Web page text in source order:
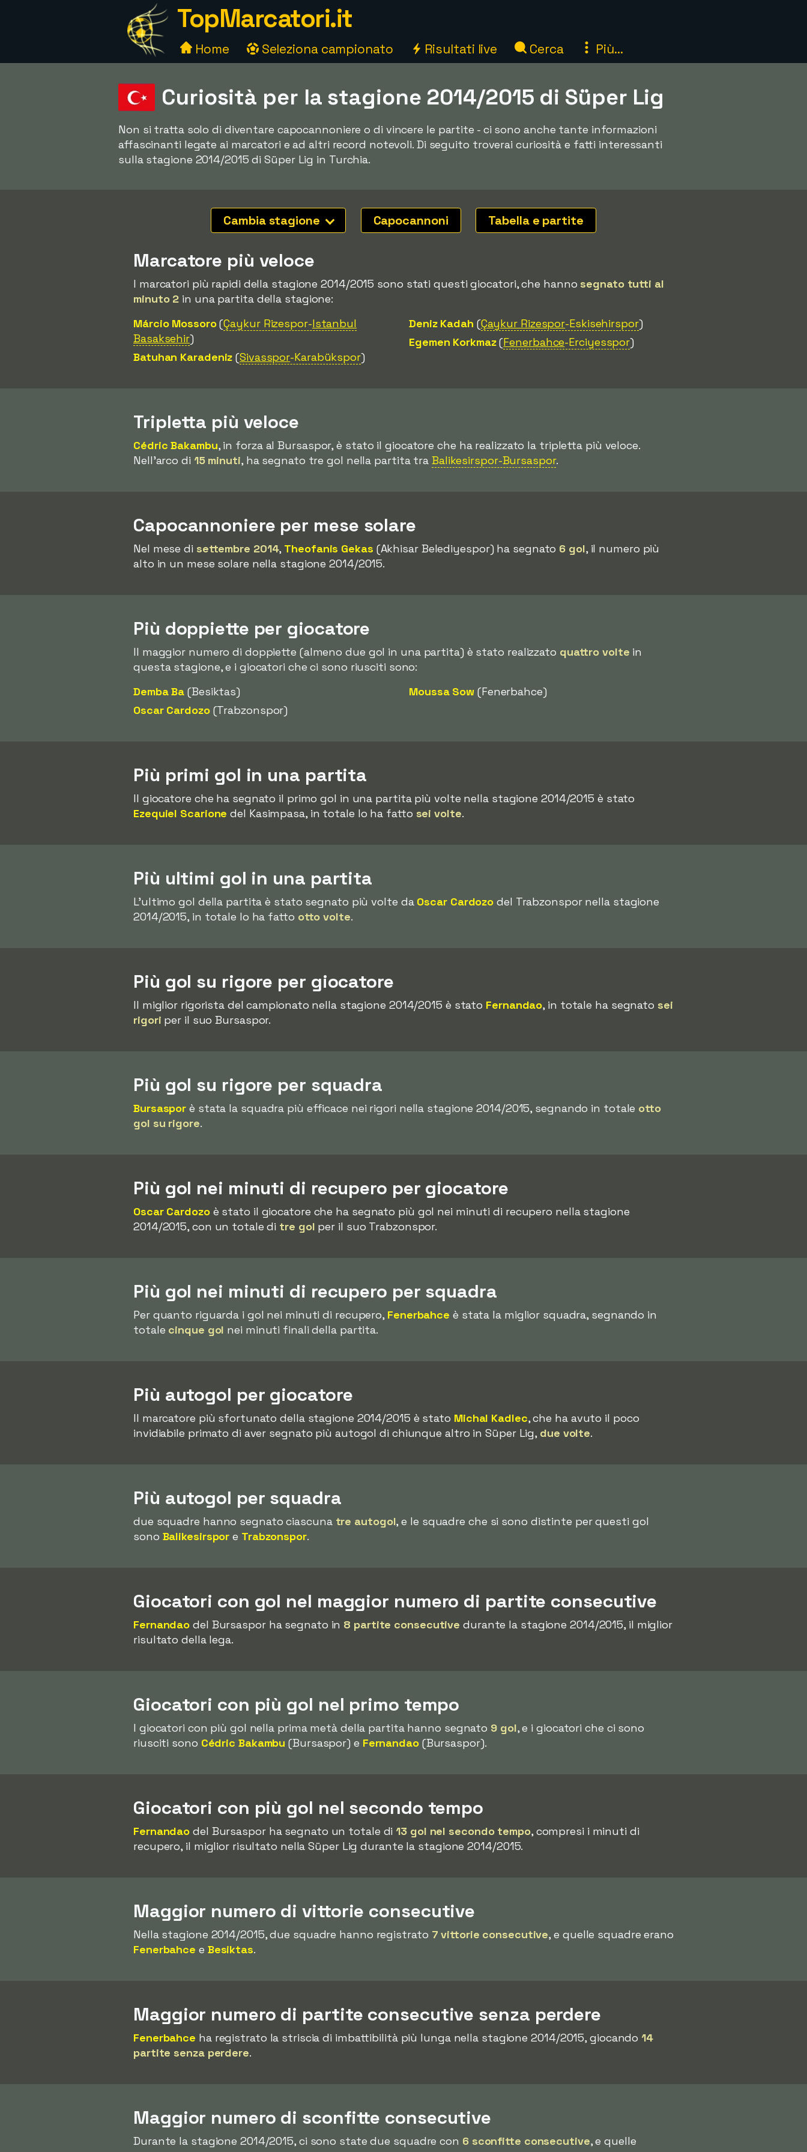
TopMarcatori.it
Home Seleziona campionato Risultati live Cerca Più...
Curiosità per la stagione 2014/2015 di Süper Lig
Non si tratta solo di diventare capocannoniere o di vincere le partite - ci sono anche tante informazioni
affascinanti legate ai marcatori e ad altri record notevoli. Di seguito troverai curiosità e fatti interessanti
sulla stagione 2014/2015 di Süper Lig in Turchia.
Cambia stagione Capocannoni Tabella e partite
Marcatore più veloce
I marcatori più rapidi della stagione 2014/2015 sono stati questi giocatori, che hannosegnato tutti al
minuto 2 in una partita della stagione:
Márcio Mossoro(Çaykur Rizespor-Istanbul
Basaksehir)
Batuhan Karadeniz (Sivasspor-Karabükspor)
Deniz Kadah (Çaykur Rizespor-Eskisehirspor)
Egemen Korkmaz(Fenerbahce-Erciyesspor)
Tripletta più veloce
Cédric Bakambu, in forza al Bursaspor, è stato il giocatore che ha realizzato la tripletta più veloce.
Nell'arco di 15 minuti, ha segnato tre gol nella partita tra Balikesirspor-Bursaspor.
Capocannoniere per mese solare
Nel mese di settembre 2014, Theofanis Gekas (Akhisar Belediyespor) ha segnato 6 gol, il numero più
alto in un mese solare nella stagione 2014/2015.
Più doppiette per giocatore
Il maggior numero di doppiette (almeno due gol in una partita) è stato realizzato quattro volte in
questa stagione, e i giocatori che ci sono riusciti sono:
Demba Ba (Besiktas)
Oscar Cardozo(Trabzonspor)
Moussa Sow (Fenerbahce)
Più primi gol in una partita
Il giocatore che ha segnato il primo gol in una partita più volte nella stagione 2014/2015 è stato
Ezequiel Scarione del Kasimpasa, in totale lo ha fatto sei volte.
Più ultimi gol in una partita
L'ultimo gol della partita è stato segnato più volte da Oscar Cardozo del Trabzonspor nella stagione
2014/2015, in totale lo ha fatto otto volte.
Più gol su rigore per giocatore
Il miglior rigorista del campionato nella stagione 2014/2015 è stato Fernandao, in totale ha segnato sei
rigori per il suo Bursaspor.
Più gol su rigore per squadra
Bursaspor è stata la squadra più efficace nei rigori nella stagione 2014/2015, segnando in totale otto
gol su rigore.
Più gol nei minuti di recupero per giocatore
Oscar Cardozoè stato il giocatore che ha segnato più gol nei minuti di recupero nella stagione
2014/2015, con un totale di tre gol per il suo Trabzonspor.
Più gol nei minuti di recupero per squadra
Per quanto riguarda i gol nei minuti di recupero, Fenerbahce è stata la miglior squadra, segnando in
totale cinque gol nei minuti finali della partita.
Più autogol per giocatore
Il marcatore più sfortunato della stagione 2014/2015 è stato Michal Kadlec, che ha avuto il poco
invidiabile primato di aver segnato più autogol di chiunque altro in Süper Lig, due volte.
Più autogol per squadra
due squadre hanno segnato ciascuna tre autogol, e le squadre che si sono distinte per questi gol
sono Balikesirspor e Trabzonspor.
Giocatori con gol nel maggior numero di partite consecutive
Fernandao del Bursaspor ha segnato in 8 partite consecutive durante la stagione 2014/2015, il miglior
risultato della lega.
Giocatori con più gol nel primo tempo
I giocatori con più gol nella prima metà della partita hanno segnato 9 gol, e i giocatori che ci sono
riusciti sono Cédric Bakambu (Bursaspor) e Fernandao(Bursaspor).
Giocatori con più gol nel secondo tempo
Fernandao del Bursaspor ha segnato un totale di13 gol nel secondo tempo, compresi i minuti di
recupero, il miglior risultato nella Süper Lig durante la stagione 2014/2015.
Maggior numero di vittorie consecutive
Nella stagione 2014/2015, due squadre hanno registrato 7 vittorie consecutive, e quelle squadre erano
Fenerbahce e Besiktas.
Maggior numero di partite consecutive senza perdere
Fenerbahce ha registrato la striscia di imbattibilità più lunga nella stagione 2014/2015, giocando14
partite senza perdere.
Maggior numero di sconfitte consecutive
Durante la stagione 2014/2015, ci sono state due squadre con 6 sconfitte consecutive, e quelle